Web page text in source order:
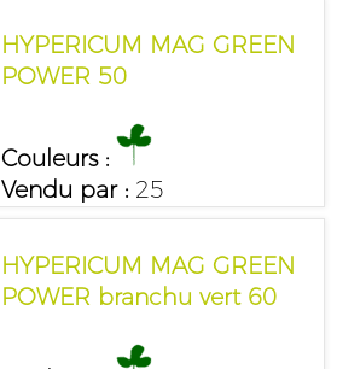
HYPERICUM MAG GREEN
POWER 50
Couleurs :
Vendu par :25
HYPERICUM MAG GREEN
POWER branchu vert 60